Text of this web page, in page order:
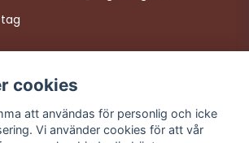
Vi levererar:
Snabba leveranser
Trygga köp
cookies
att användas för personlig och icke
Vi använder cookies för att vår